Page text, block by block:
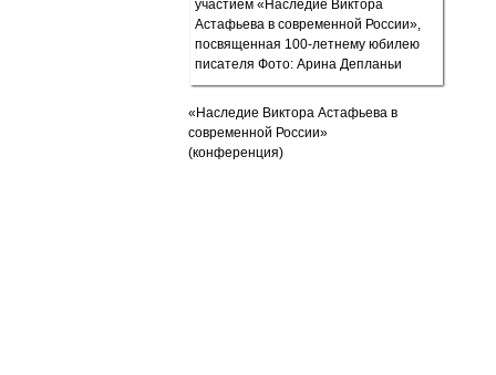
«Наследие Виктора Астафьева в
современной России»
(конференция)